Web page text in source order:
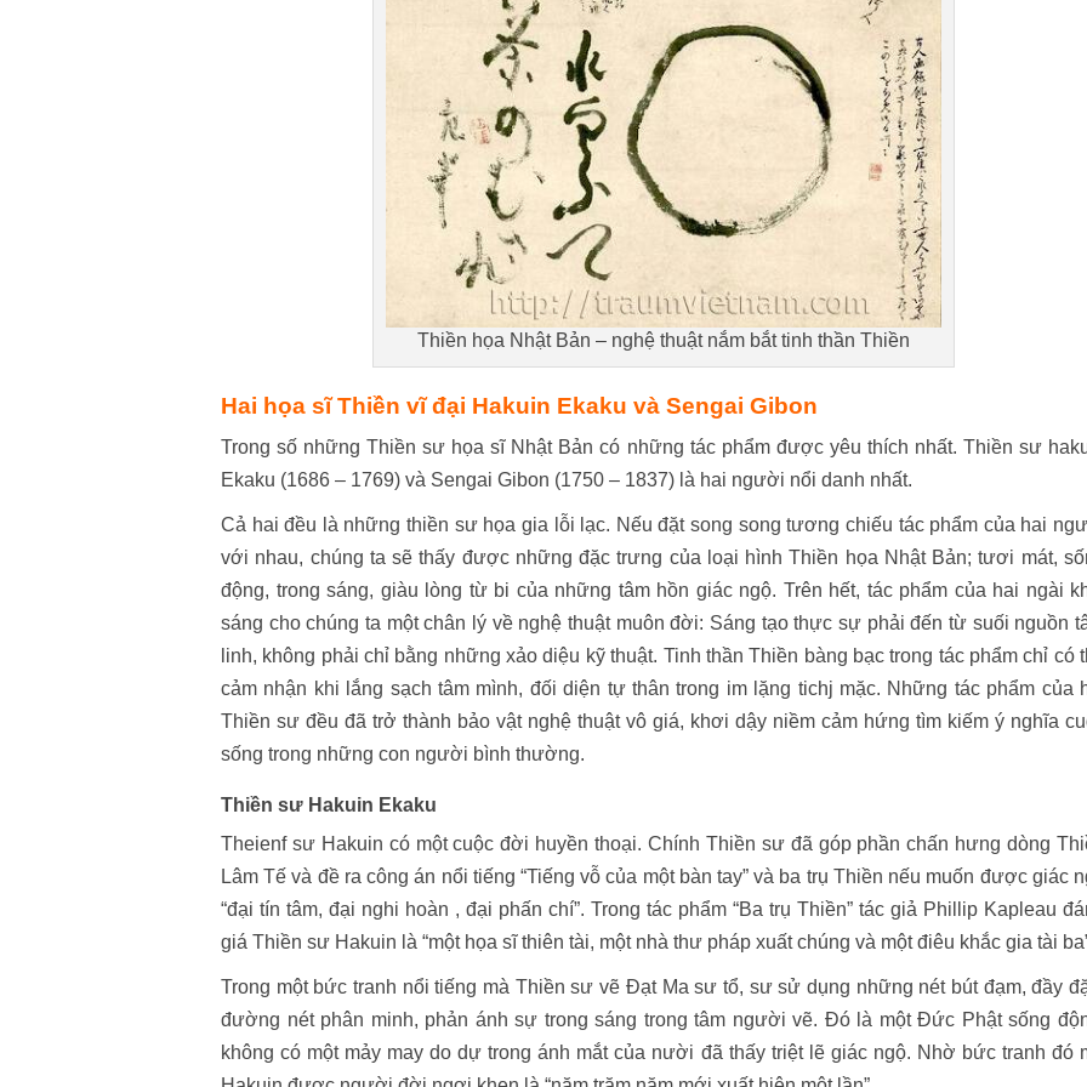
Thiền họa Nhật Bản – nghệ thuật nắm bắt tinh thần Thiền
Hai họa sĩ Thiền vĩ đại Hakuin Ekaku và Sengai Gibon
Trong số những Thiền sư họa sĩ Nhật Bản có những tác phẩm được yêu thích nhất. Thiền sư
Ekaku (1686 – 1769) và Sengai Gibon (1750 – 1837) là hai người nổi danh nhất.
Cả hai đều là những thiền sư họa gia lỗi lạc. Nếu đặt song song tương chiếu tác phẩm của hai
với nhau, chúng ta sẽ thấy được những đặc trưng của loại hình Thiền họa Nhật Bản; tươi mát,
động, trong sáng, giàu lòng từ bi của những tâm hồn giác ngộ. Trên hết, tác phẩm của hai ngài
sáng cho chúng ta một chân lý về nghệ thuật muôn đời: Sáng tạo thực sự phải đến từ suối nguồn
linh, không phải chỉ bằng những xảo diệu kỹ thuật. Tinh thần Thiền bàng bạc trong tác phẩm chỉ có
cảm nhận khi lắng sạch tâm mình, đối diện tự thân trong im lặng tichj mặc. Những tác phẩm của
Thiền sư đều đã trở thành bảo vật nghệ thuật vô giá, khơi dậy niềm cảm hứng tìm kiếm ý nghĩa
sống trong những con người bình thường.
Thiền sư Hakuin Ekaku
Theienf sư Hakuin có một cuộc đời huyền thoại. Chính Thiền sư đã góp phần chấn hưng dòng
Lâm Tế và đề ra công án nổi tiếng “Tiếng vỗ của một bàn tay” và ba trụ Thiền nếu muốn được giác
“đại tín tâm, đại nghi hoàn , đại phấn chí”. Trong tác phẩm “Ba trụ Thiền” tác giả Phillip Kapleau
giá Thiền sư Hakuin là “một họa sĩ thiên tài, một nhà thư pháp xuất chúng và một điêu khắc gia tài
Trong một bức tranh nổi tiếng mà Thiền sư vẽ Đạt Ma sư tổ, sư sử dụng những nét bút đạm, đầy
đường nét phân minh, phản ánh sự trong sáng trong tâm người vẽ. Đó là một Đức Phật sống
không có một mảy may do dự trong ánh mắt của nười đã thấy triệt lẽ giác ngộ. Nhờ bức tranh đó